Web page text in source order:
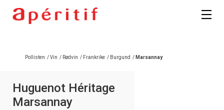
Pollisten /Vin / Rødvin / Frankrike / Burgund / Marsannay
Huguenot Héritage
Marsannay